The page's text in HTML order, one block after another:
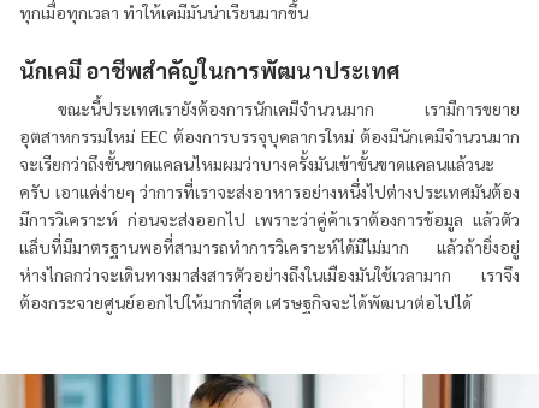
ทุกเมื่อทุกเวลา ทำให้เคมีมันน่าเรียนมากขึ้น
นักเคมี อาชีพสำคัญในการพัฒนาประเทศ
ขณะนี้ประเทศเรายังต้องการนักเคมีจำนวนมาก เรามีการขยาย
อุตสาหกรรมใหม่ EEC ต้องการบรรจุบุคลากรใหม่ ต้องมีนักเคมีจำนวนมาก
จะเรียกว่าถึงขั้นขาดแคลนไหมผมว่าบางครั้งมันเข้าขั้นขาดแคลนแล้วนะ
ครับ เอาแค่ง่ายๆ ว่าการที่เราจะส่งอาหารอย่างหนึ่งไปต่างประเทศมันต้อง
มีการวิเคราะห์ ก่อนจะส่งออกไป เพราะว่าคู่ค้าเราต้องการข้อมูล แล้วตัว
แล็บที่มีมาตรฐานพอที่สามารถทำการวิเคราะห์ได้มีไม่มาก แล้วถ้ายิ่งอยู่
ห่างไกลกว่าจะเดินทางมาส่งสารตัวอย่างถึงในเมืองมันใช้เวลามาก เราจึง
ต้องกระจายศูนย์ออกไปให้มากที่สุด เศรษฐกิจจะได้พัฒนาต่อไปได้